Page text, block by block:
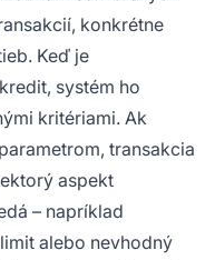
konkrétne
Keď je
systém ho
kritériami. Ak
transakcia
aspekt
– napríklad
alebo nevhodný